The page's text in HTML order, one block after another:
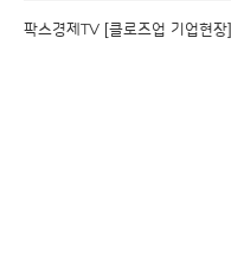
팍스경제TV [클로즈업 기업현장] 방송